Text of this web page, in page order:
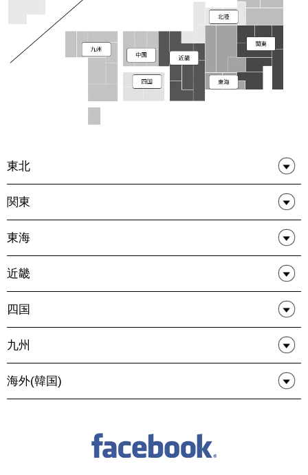
東北
関東
東海
近畿
四国
九州
海外(韓国)